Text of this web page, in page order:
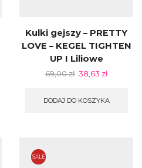
Kulki gejszy – PRETTY
LOVE – KEGEL TIGHTEN
UP I Liliowe
69,00zł 38,63 zł
DODAJ DO KOSZYKA
SALE